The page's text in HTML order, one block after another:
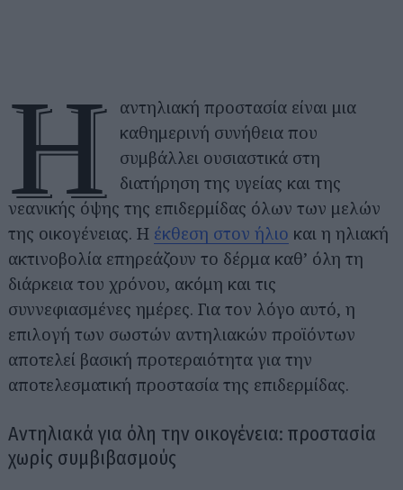
Η
αντηλιακή προστασία είναι μια
καθημερινή συνήθεια που
συμβάλλει ουσιαστικά στη
διατήρηση της υγείας και της
νεανικής όψης της επιδερμίδας όλων των μελών
της οικογένειας. H έκθεση στον ήλιο και η ηλιακή
ακτινοβολία επηρεάζουν το δέρμα καθ’ όλη τη
διάρκεια του χρόνου, ακόμη και τις
συννεφιασμένες ημέρες. Για τον λόγο αυτό, η
επιλογή των σωστών αντηλιακών προϊόντων
αποτελεί βασική προτεραιότητα για την
αποτελεσματική προστασία της επιδερμίδας.
Αντηλιακά για όλη την οικογένεια: προστασία
χωρίς συμβιβασμούς